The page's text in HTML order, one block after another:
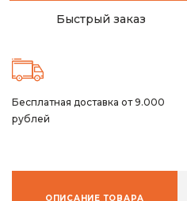
Быстрый заказ
Бесплатная доставка от 9.000
рублей
ОПИСАНИЕ ТОВАРА